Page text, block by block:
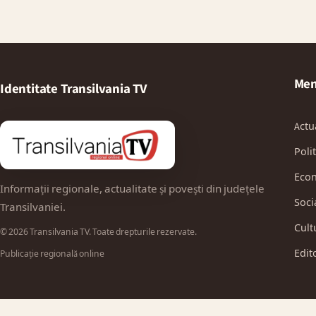
Identitate Transilvania TV
Informații regionale, actualitate și povești din județele
Transilvaniei.
© 2026 Transilvania TV. Toate drepturile rezervate.
Publicație regională online